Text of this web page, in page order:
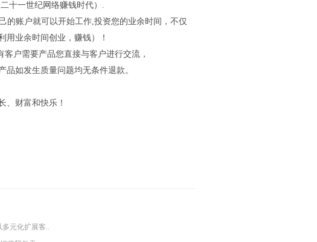
十一世纪网络赚钱时代）.
的账户就可以开始工作,投资您的业余时间，不仅
用业余时间创业，赚钱）！
户需要产品您直接与客户进行交流，
如发生质量问题均无条件退款。
、财富和快乐！
元化扩展客..